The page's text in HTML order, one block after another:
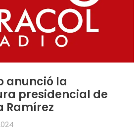
anunció la
presidencial de
Ramírez